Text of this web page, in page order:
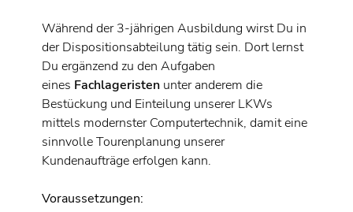
Während der 3-jährigen Ausbildung wirst Du in
der Dispositionsabteilung tätig sein. Dort lernst
Du ergänzend zu den Aufgaben
eines Fachlageristenunter anderem die
Bestückung und Einteilung unserer LKWs
mittels modernster Computertechnik, damit eine
sinnvolle Tourenplanung unserer
Kundenaufträge erfolgen kann.
Voraussetzungen: